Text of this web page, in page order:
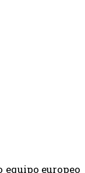
europeo